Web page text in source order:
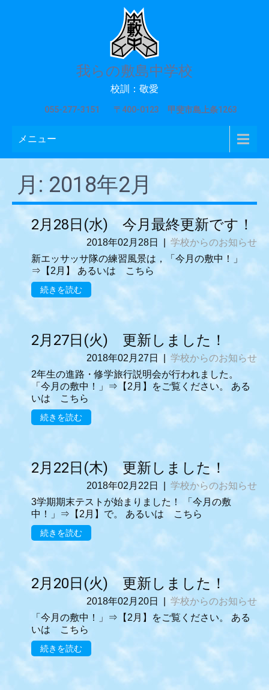
我らの敷島中学校
校訓：敬愛
055-277-3151 〒400-0123 甲斐市島上条1263
メニュー
月: 2018年2月
2月28日(水) 今月最終更新です！
2018年02月28日
学校からのお知らせ
新エッサッサ隊の練習風景は，「今月の敷中！」
⇒【2月】 あるいは こちら
続きを読む
2月27日(火) 更新しました！
2018年02月27日
学校からのお知らせ
2年生の進路・修学旅行説明会が行われました。
「今月の敷中！」⇒【2月】をご覧ください。 ある
いは こちら
続きを読む
2月22日(木) 更新しました！
2018年02月22日
学校からのお知らせ
3学期期末テストが始まりました！ 「今月の敷
中！」⇒【2月】で。 あるいは こちら
続きを読む
2月20日(火) 更新しました！
2018年02月20日
学校からのお知らせ
「今月の敷中！」⇒【2月】をご覧ください。 ある
いは こちら
続きを読む